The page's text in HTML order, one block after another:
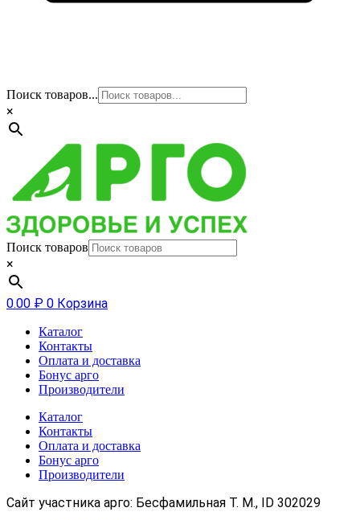
Поиск товаров...
×
Поиск товаров
×
0.00 ₽ 0 Корзина
Каталог
Контакты
Оплата и доставка
Бонус арго
Производители
Каталог
Контакты
Оплата и доставка
Бонус арго
Производители
Сайт участника арго: Бесфамильная Т. М., ID 302029